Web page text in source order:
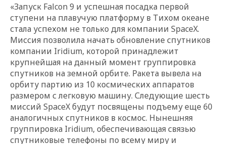
«Запуск Falcon 9 и успешная посадка первой
ступени на плавучую платформу в Тихом океане
стала успехом не только для компании SpaceX.
Миссия позволила начать обновление спутников
компании Iridium, которой принадлежит
крупнейшая на данный момент группировка
спутников на земной орбите. Ракета вывела на
орбиту партию из 10 космических аппаратов
размером с легковую машину. Следующие шесть
миссий SpaceX будут посвящены подъему еще 60
аналогичных спутников в космос. Нынешняя
группировка Iridium, обеспечивающая связью
спутниковые телефоны по всему миру и